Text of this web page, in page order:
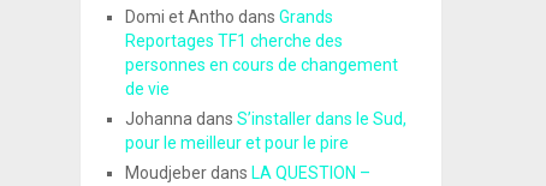
Domi et Antho dans Grands
Reportages TF1 cherche des
personnes en cours de changement
de vie
Johannadans S’installer dans le Sud,
pour le meilleur et pour le pire
Moudjeberdans LA QUESTION –